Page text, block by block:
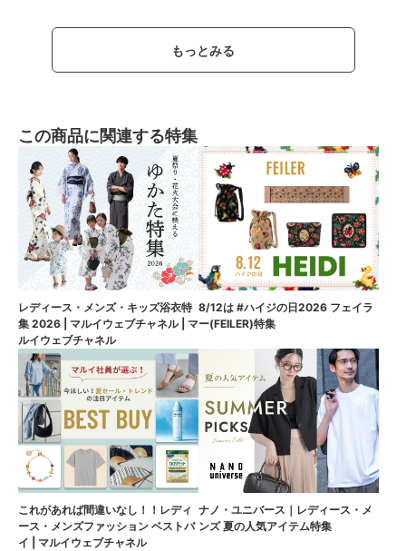
もっとみる
この商品に関連する特集
レディース・メンズ・キッズ浴衣特
集 2026 | マルイウェブチャネル | マ
ルイウェブチャネル
8/12は #ハイジの日2026 フェイラ
ー(FEILER)特集
これがあれば間違いなし！！レディ
ース・メンズファッション ベストバ
イ | マルイウェブチャネル
ナノ・ユニバース｜レディース・メ
ンズ 夏の人気アイテム特集